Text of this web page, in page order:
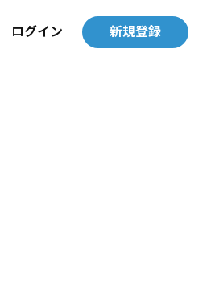
ログイン 新規登録